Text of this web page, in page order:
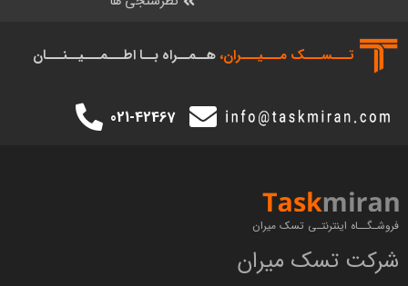
تـــســـک‌ مـــیـــران، هــمــراه بــا اطـــمـــیــنـــان
021-42467
فروشـگــاه اینترنتـی تسک میران
شرکت تسک میران